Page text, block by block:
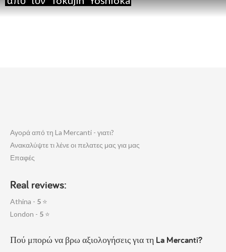
Αγορά από τη La Mercanti - γιατι?
Ανακαλύψτε τι λένε οι πελατες μας για μας
Επαφές
Real reviews:
Athina - 5 ⭐
London - 5 ⭐
Πού μπορώ να βρω αξιολογήσεις για τη La Mercanti?